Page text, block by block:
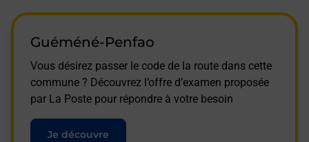
Guéméné-Penfao
Vous désirez passer le code de la route dans cette
commune ? Découvrez l’offre d’examen proposée
par La Poste pour répondre à votre besoin
Je découvre